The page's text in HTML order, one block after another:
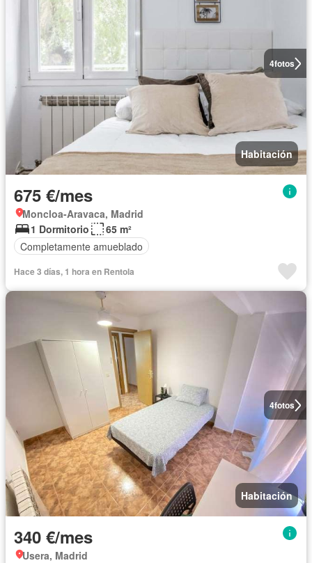
4fotos
Habitación
675 €/mes
Moncloa-Aravaca, Madrid
1 Dormitorio
65 m²
Completamente amueblado
Hace 3 días, 1 hora en Rentola
4fotos
Habitación
340 €/mes
Usera, Madrid